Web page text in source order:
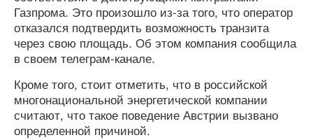
Газпрома. Это произошло из-за того, что оператор
отказался подтвердить возможность транзита
через свою площадь. Об этом компания сообщила
в своем телеграм-канале.
Кроме того, стоит отметить, что в российской
многонациональной энергетической компании
считают, что такое поведение Австрии вызвано
определенной причиной.